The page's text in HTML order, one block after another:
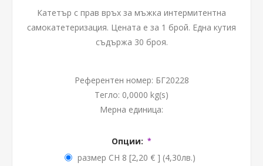
Катетър с прав връх за мъжка интермитентна
самокатетеризация. Цената е за 1 брой. Една кутия
съдържа 30 броя.
Референтен номер: БГ20228
Тегло: 0,0000 kg(s)
Мерна единица:
Опции: *
размер CH 8 [2,20 € ] (4,30лв.)